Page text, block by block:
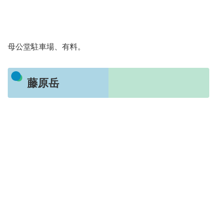
母公堂駐車場、有料。
藤原岳